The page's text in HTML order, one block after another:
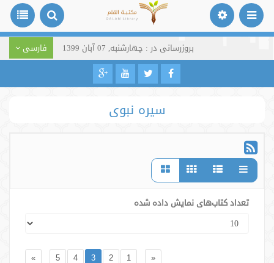
بروزرسانی در : چهارشنبه, 07 آبان 1399 فارسی
سیره نبوی
تعداد کتاب‌های نمایش داده شده
«
1
2
3
4
5
»